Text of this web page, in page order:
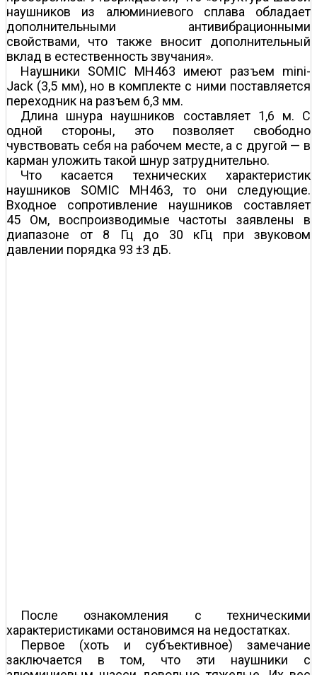
наушников из алюминиевого сплава обладает
дополнительными антивибрационными
свойствами, что также вносит дополнительный
вклад в естественность звучания».
Наушники SOMIC MH463 имеют разъем mini-
Jack (3,5 мм), но в комплекте с ними поставляется
переходник на разъем 6,3 мм.
Длина шнура наушников составляет 1,6 м. С
одной стороны, это позволяет свободно
чувствовать себя на рабочем месте, а с другой — в
карман уложить такой шнур затруднительно.
Что касается технических характеристик
наушников SOMIC MH463, то они следующие.
Входное сопротивление наушников составляет
45 Ом, воспроизводимые частоты заявлены в
диапазоне от 8 Гц до 30 кГц при звуковом
давлении порядка 93 ±3 дБ.
После ознакомления с техническими
характеристиками остановимся на недостатках.
Первое (хоть и субъективное) замечание
заключается в том, что эти наушники с